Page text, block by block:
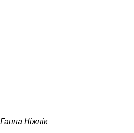
Ганна Ніжнік